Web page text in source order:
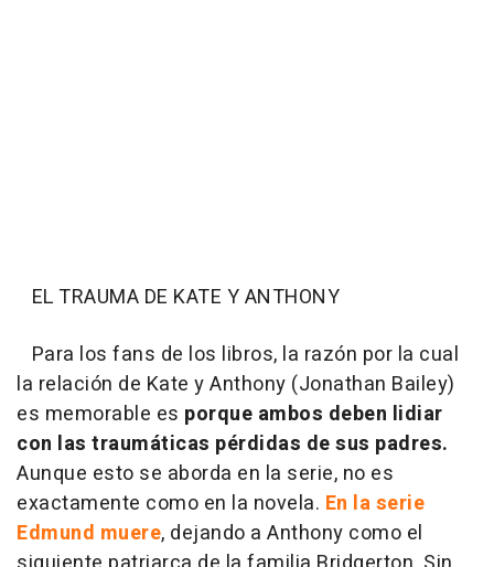
EL TRAUMA DE KATE Y ANTHONY
Para los fans de los libros, la razón por la cual
la relación de Kate y Anthony (Jonathan Bailey)
es memorable es porque ambos deben lidiar
con las traumáticas pérdidas de sus padres.
Aunque esto se aborda en la serie, no es
exactamente como en la novela. En la serie
Edmund muere, dejando a Anthony como el